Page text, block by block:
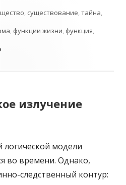
, существование,тайна,
, функции жизни, функция,
излучение
логической модели
во времени. Однако,
следственный контур: